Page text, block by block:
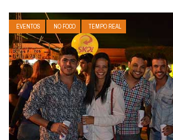
EVENTOS NO FOCO TEMPO REAL